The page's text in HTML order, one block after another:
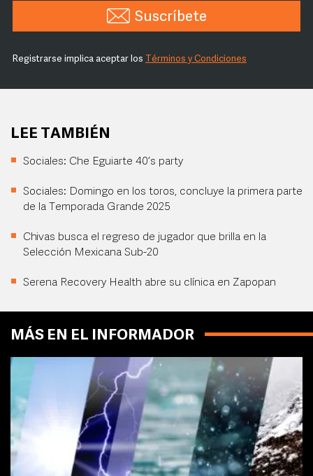
Suscríbete
Registrarse implica aceptar los Términos y Condiciones
LEE TAMBIÉN
Sociales: Che Eguiarte 40’s party
Sociales: Domingo en los toros, concluye la primera parte
de la Temporada Grande 2025
Chivas busca el regreso de jugador que brilla en la
Selección Mexicana Sub-20
Serena Recovery Health abre su clínica en Zapopan
MÁS EN EL INFORMADOR